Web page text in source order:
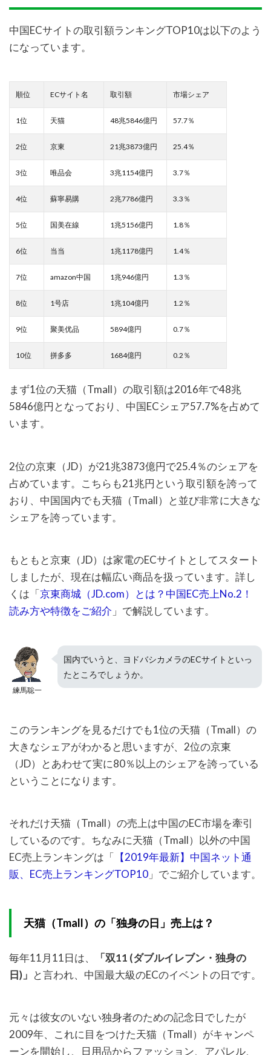
中国ECサイトの取引額ランキングTOP10は以下のよう
になっています。
順位 ECサイト名 取引額 市場シェア
1位 天猫 48兆5846億円 57.7％
2位 京東 21兆3873億円 25.4％
3位 唯品会 3兆1154億円 3.7％
4位 蘇寧易購 2兆7786億円 3.3％
5位 国美在線 1兆5156億円 1.8％
6位 当当 1兆1178億円 1.4％
7位 amazon中国 1兆946億円 1.3％
8位 1号店 1兆104億円 1.2％
9位 聚美优品 5894億円 0.7％
10位 拼多多 1684億円 0.2％
まず1位の天猫（Tmall）の取引額は2016年で48兆
5846億円となっており、中国ECシェア57.7%を占めて
います。
2位の京東（JD）が21兆3873億円で25.4％のシェアを
占めています。こちらも21兆円という取引額を誇って
おり、中国国内でも天猫（Tmall）と並び非常に大きな
シェアを誇っています。
もともと京東（JD）は家電のECサイトとしてスタート
しましたが、現在は幅広い商品を扱っています。詳し
くは「京東商城（JD.com）とは？中国EC売上No.2！
読み方や特徴をご紹介 」で解説しています。
練馬聡一
国内でいうと、ヨドバシカメラのECサイトといっ
たところでしょうか。
このランキングを見るだけでも1位の天猫（Tmall）の
大きなシェアがわかると思いますが、2位の京東
（JD）とあわせて実に80％以上のシェアを誇っている
ということになります。
それだけ天猫（Tmall）の売上は中国のEC市場を牽引
しているのです。ちなみに天猫（Tmall）以外の中国
EC売上ランキングは「 【2019年最新】中国ネット通
販、EC売上ランキングTOP10 」でご紹介しています。
天猫（Tmall）の「独身の日」売上は？
毎年11月11日は、
「双11 (ダブルイレブン・独身の
日)」 と言われ、中国最大級のECのイベントの日です。
元々は彼女のいない独身者のための記念日でしたが
2009年、これに目をつけた天猫（Tmall）がキャンペ
ーンを開始し、日用品からファッション、アパレル、